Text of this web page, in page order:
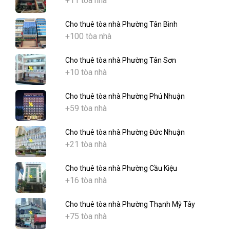
Cho thuê tòa nhà Phường Tân Bình
+100 tòa nhà
Cho thuê tòa nhà Phường Tân Sơn
+10 tòa nhà
Cho thuê tòa nhà Phường Phú Nhuận
+59 tòa nhà
Cho thuê tòa nhà Phường Đức Nhuận
+21 tòa nhà
Cho thuê tòa nhà Phường Cầu Kiệu
+16 tòa nhà
Cho thuê tòa nhà Phường Thạnh Mỹ Tây
+75 tòa nhà